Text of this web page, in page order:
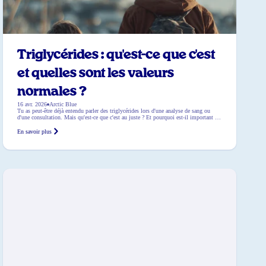
Triglycérides : qu'est-ce que c'est
et quelles sont les valeurs
normales ?
16 avr. 2026 Arctic Blue
Tu as peut-être déjà entendu parler des triglycérides lors d'une analyse de sang ou
d'une consultation. Mais qu'est-ce que c'est au juste ? Et pourquoi est-il important de
valeurs sont normales et ce que des valeurs anormales peuvent signifier. Que sont les
triglycérides ? Les triglycérides sont […]
En savoir plus